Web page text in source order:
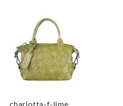
charlotta-f-lime